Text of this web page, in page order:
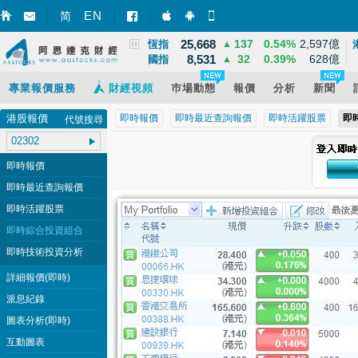
简 EN 智財迅 (iPhone)
智財迅 (Android)
上證 3,940
恆指 25,668 ▲ 137 0.54% 2,597億
國指 8,531 ▲ 32 0.39% 628億
專業報價服務 財經視頻 巿場動態 報價 分析 新聞
即時報價 即時最近查詢報價 即時活躍股票 即
港股報價 代號搜尋
即時報價
即時最近查詢報價
即時活躍股票
即時綜合投資組合
即時技術投資分析
詳細報價(即時)
派息紀錄
圖表分析(即時)
互動圖表